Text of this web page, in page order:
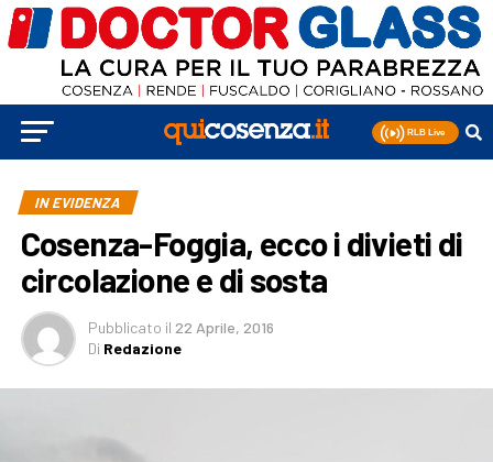
IN EVIDENZA
Cosenza-Foggia, ecco i divieti di
circolazione e di sosta
Pubblicato il 22 Aprile, 2016
Di Redazione